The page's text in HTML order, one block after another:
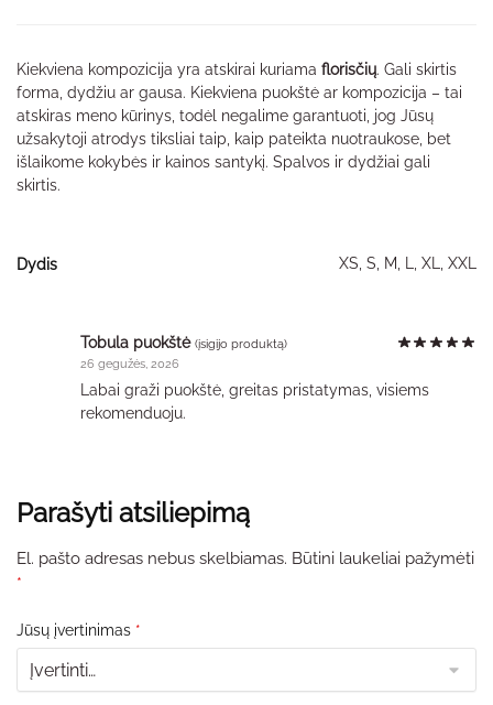
Kiekviena kompozicija yra atskirai kuriama florisčių. Gali skirtis
forma, dydžiu ar gausa. Kiekviena puokštė ar kompozicija – tai
atskiras meno kūrinys, todėl negalime garantuoti, jog Jūsų
užsakytoji atrodys tiksliai taip, kaip pateikta nuotraukose, bet
išlaikome kokybės ir kainos santykį. Spalvos ir dydžiai gali
skirtis.
Dydis XS, S, M, L, XL, XXL
Tobula puokštė (įsigijo produktą)
26 gegužės, 2026
Labai graži puokštė, greitas pristatymas, visiems
rekomenduoju.
Parašyti atsiliepimą
El. pašto adresas nebus skelbiamas. Būtini laukeliai pažymėti
*
Jūsų įvertinimas *